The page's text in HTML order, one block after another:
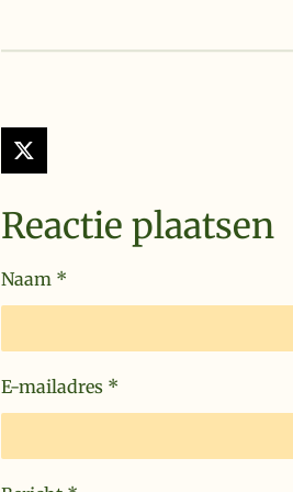
X
Reactie plaatsen
Naam *
E-mailadres *